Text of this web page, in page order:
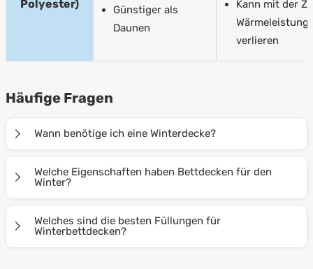
Polyester)
Günstiger als
Daunen
Kann mit der
Wärmeleistung
verlieren
Häufige Fragen
Wann benötige ich eine Winterdecke?
Herbst- und Winterzeit nach Wärme sehnt. Ob auf der
Couch oder im Schlafzimmer: Mit Winterdecken von
PROCAVE wird Ihnen garantiert nicht kalt.
Welche Eigenschaften haben Bettdecken für den
Winter?
besonders hohe Wärmeisolierung und
Atmungsaktivität aus. So können Sie die wohlige
Welches sind die besten Füllungen für
Winterbettdecken?